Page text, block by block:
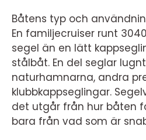
Båtens typ och
En familjecruiser runt
segel än en lätt
stålbåt. En del seglar
naturhamnarna, andra
klubbkappseglingar.
det utgår från hur båten
bara från vad som är